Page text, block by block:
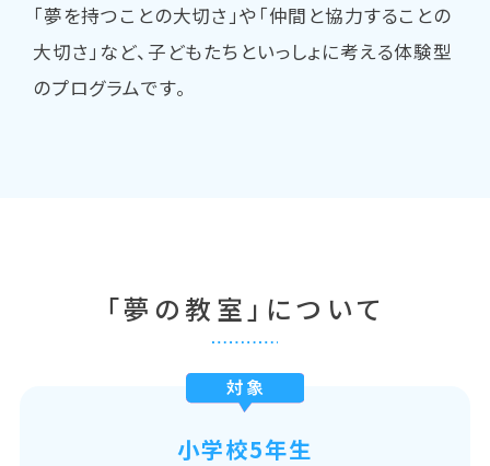
「夢を持つことの大切さ」や「仲間と協力することの
大切さ」など、子どもたちといっしょに考える体験型
のプログラムです。
「夢の教室」について
小学校5年生